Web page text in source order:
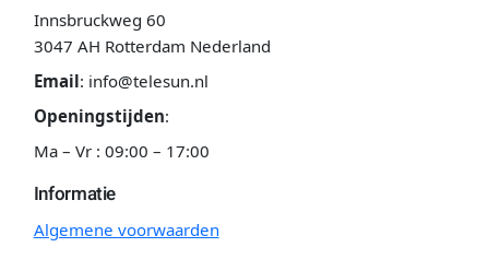
Innsbruckweg 60
3047 AH Rotterdam Nederland
Email: info@telesun.nl
Openingstijden:
Ma – Vr : 09:00 – 17:00
Informatie
Algemene voorwaarden